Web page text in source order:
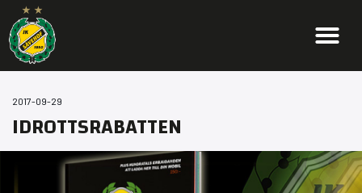
2017-09-29
IDROTTSRABATTEN